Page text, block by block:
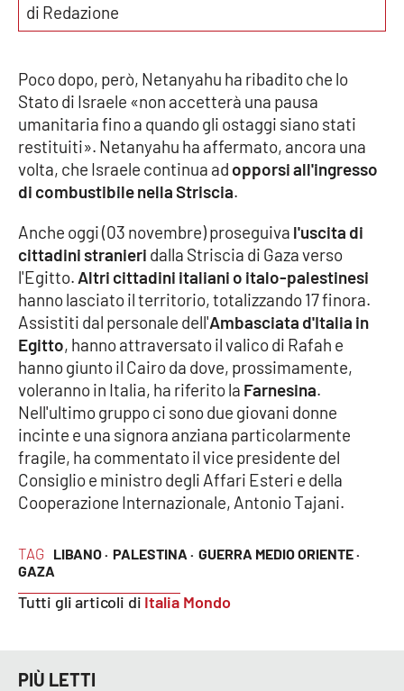
LAC
NETWORK
Lacplay.it
Lactv.it
Laconair.it
Lacapitalenews.it
Ilreggino.it
Cosenzachannel.it
Ilvibonese.it
Catanzarochannel.it
APP
Android
Apple
TAG LIBANO · PALESTINA · GUERRA MEDIO ORIENTE ·
GAZA
Tutti gli articoli di Italia Mondo
di Redazione
Poco dopo, però, Netanyahu ha ribadito che lo
Stato di Israele «non accetterà una pausa
umanitaria fino a quando gli ostaggi siano stati
restituiti». Netanyahu ha affermato, ancora una
volta, che Israele continua ad opporsi all'ingresso
di combustibile nella Striscia.
Anche oggi (03 novembre) proseguiva l'uscita di
cittadini stranieri dalla Striscia di Gaza verso
l'Egitto. Altri cittadini italiani o italo-palestinesi
hanno lasciato il territorio, totalizzando 17 finora.
Assistiti dal personale dell'Ambasciata d'Italia in
Egitto, hanno attraversato il valico di Rafah e
hanno giunto il Cairo da dove, prossimamente,
voleranno in Italia, ha riferito la Farnesina.
Nell'ultimo gruppo ci sono due giovani donne
incinte e una signora anziana particolarmente
fragile, ha commentato il vice presidente del
Consiglio e ministro degli Affari Esteri e della
Cooperazione Internazionale, Antonio Tajani.
PIÙ LETTI